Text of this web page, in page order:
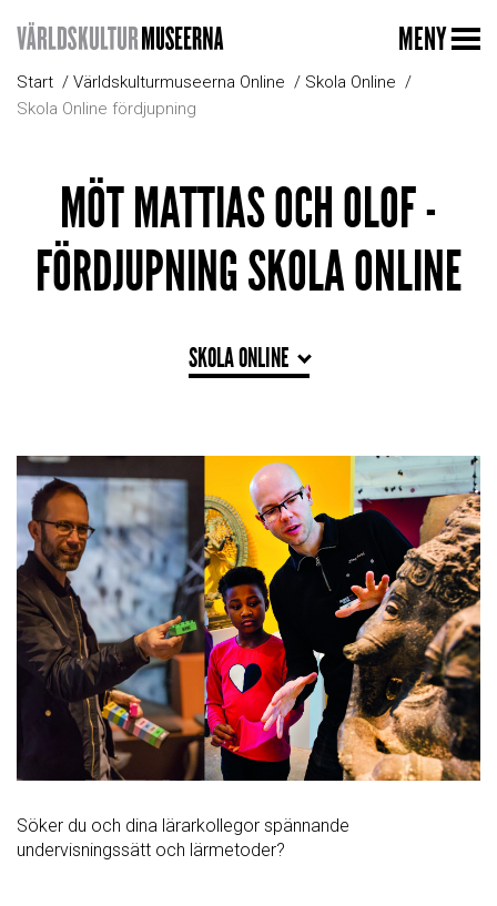
MENY
Start Världskulturmuseerna Online
Skola Online
Skola Online fördjupning
MÖT MATTIAS OCH OLOF -
FÖRDJUPNING SKOLA ONLINE
SKOLA ONLINE
Söker du och dina lärarkollegor spännande
undervisningssätt och lärmetoder?